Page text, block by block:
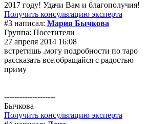
2017 году! Удачи Вам и благополучия!
Получить консультацию эксперта
#3 написал: Мария Бычкова
Группа: Посетители
27 апреля 2014 16:08
встретишь .могу подробности по таро
рассказать все.обращайся с радостью
приму
--------------------
Бычкова
Получить консультацию эксперта